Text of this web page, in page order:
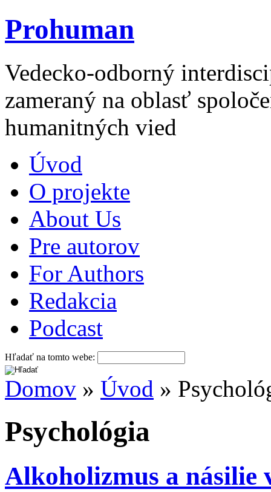
Prohuman
Vedecko-odborný
zameraný na oblasť
humanitných vied
Úvod
O projekte
About Us
Pre autorov
For Authors
Redakcia
Podcast
Hľadať na tomto webe:
Domov » Úvod »
Psychológia
Alkoholizmus a násilie